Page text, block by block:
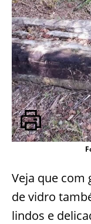
Veja que com
de vidro
lindos e